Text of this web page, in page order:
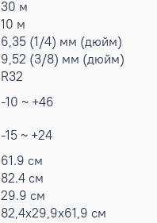
30 м
10 м
6,35 (1/4) мм (дюйм)
9,52 (3/8) мм (дюйм)
R32
-10 ~ +46
-15 ~ +24
61.9 см
82.4 см
29.9 см
82,4x29,9x61,9 см